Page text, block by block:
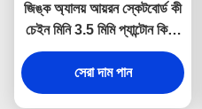
জিঙ্ক অ্যালয় আয়রন স্কেটবোর্ড কী
চেইন মিনি 3.5 মিমি প্যান্টোন কিউট
স্যুভেনির উপহার
সেরা দাম পান